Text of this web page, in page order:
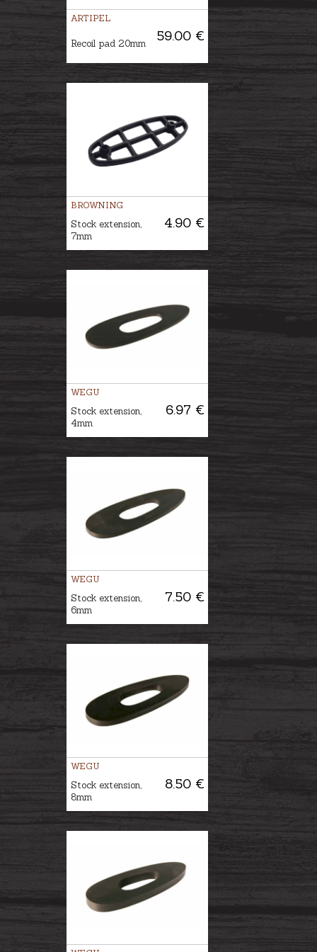
ARTIPEL
59.00 €
Recoil pad 20mm
BROWNING
4.90 €
Stock extension,
7mm
WEGU
6.97 €
Stock extension,
4mm
WEGU
7.50 €
Stock extension,
6mm
WEGU
8.50 €
Stock extension,
8mm